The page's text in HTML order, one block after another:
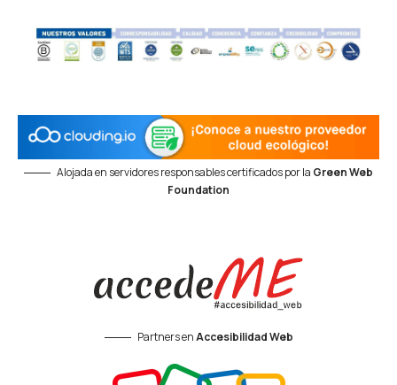
Alojada en servidores responsables certificados por la Green Web
Foundation
Partners enAccesibilidad Web